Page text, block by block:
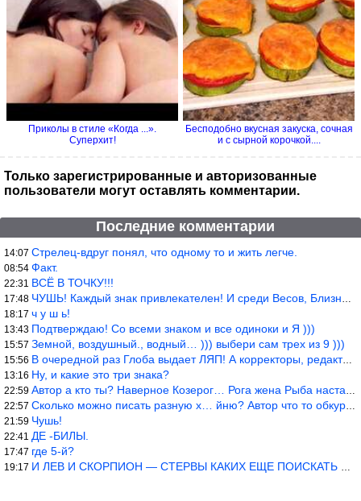
Приколы в стиле «Когда ...».
Суперхит!
Бесподобно вкусная закуска, сочная
и с сырной корочкой....
Только зарегистрированные и авторизованные
пользователи могут оставлять комментарии.
Последние комментарии
14:07 Стрелец-вдруг понял, что одному то и жить легче.
08:54 Факт.
22:31 ВСЁ В ТОЧКУ!!!
17:48 ЧУШЬ! Каждый знак привлекателен! И среди Весов, Близнецов встреч
18:17 ч у ш ь!
13:43 Подтверждаю! Со всеми знаком и все одиноки и Я )))
15:57 Земной, воздушный., водный… ))) выбери сам трех из 9 )))
15:56 В очередной раз Глоба выдает ЛЯП! А корректоры, редакторы пропус
13:16 Ну, и какие это три знака?
22:59 Автор а кто ты? Наверное Козерог… Рога жена Рыба наставила ))
22:57 Сколько можно писать разную х… йню? Автор что то обкурился?
21:59 Чушь!
22:41 ДЕ -БИЛЫ.
17:47 где 5-й?
19:17 И ЛЕВ И СКОРПИОН — СТЕРВЫ КАКИХ ЕЩЕ ПОИСКАТЬ НАДО